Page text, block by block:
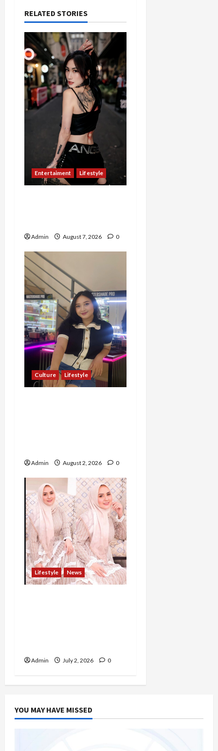
RELATED STORIES
Entertaiment Lifestyle
Admin August 7, 2026 0
Culture Lifestyle
Admin August 2, 2026 0
Lifestyle News
Admin July 2, 2026 0
YOU MAY HAVE MISSED